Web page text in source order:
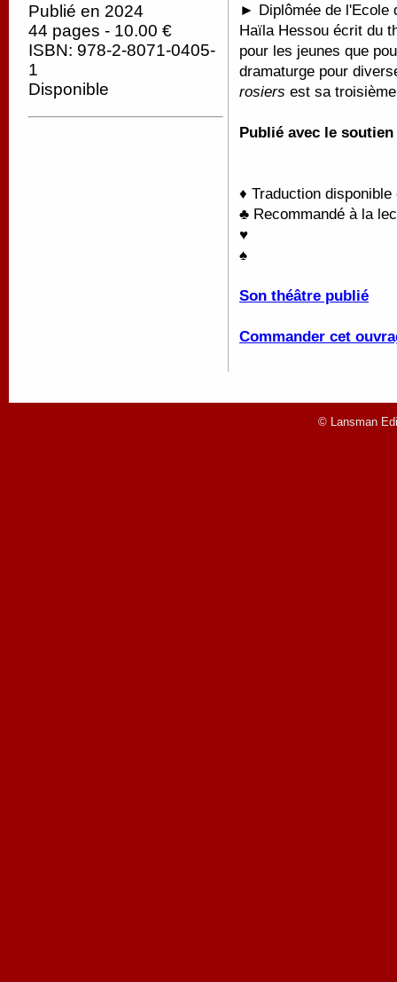
Publié en 2024
44 pages - 10.00 €
ISBN: 978-2-8071-0405-
1
Disponible
► Diplômée de l'Ecole
Haïla Hessou écrit du
pour les jeunes que
dramaturge pour
rosiers est sa
Publié avec le soutien
♦ Traduction
♣ Recommandé à la
♥
♠
Son théâtre publié
Commander cet
© Lansman